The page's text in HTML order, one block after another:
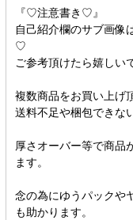
『♡注意書き♡』
自己紹介欄のサブ画像
♡
ご参考頂けたら嬉しい
複数商品をお買い上げ
送料不足や梱包できな
厚さオーバー等で商品
ます。
念の為にゆうパックや
も助かります。